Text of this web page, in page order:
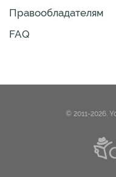
Правообладателям
FAQ
© 2011-2026.